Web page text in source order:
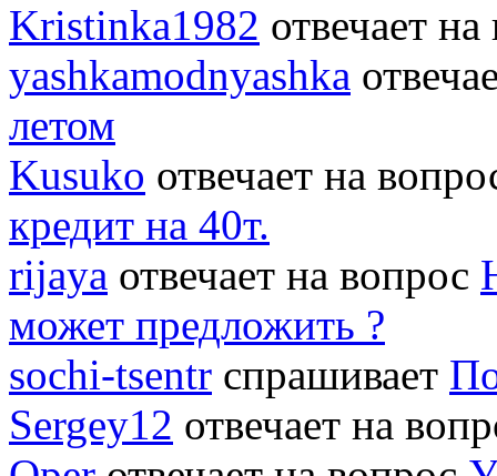
Kristinka1982 отвечает
yashkamodnyashka
летом
Kusuko отвечает на
кредит на 40т.
rijaya отвечает на вопрос
может предложить ?
sochi-tsentr спрашивает
Sergey12 отвечает на